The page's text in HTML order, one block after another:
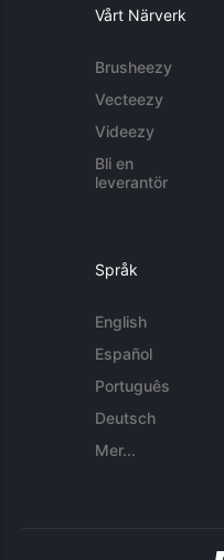
Vårt Närverk
Brusheezy
Vecteezy
Videezy
Bli en
leverantör
Språk
English
Español
Português
Deutsch
Mer...